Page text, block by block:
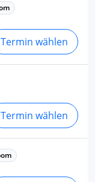
Termin wählen
Termin wählen